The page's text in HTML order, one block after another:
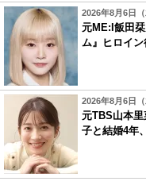
2026年8月6日
元ME:I飯田
ム』ヒロイ
2026年8月6日
元TBS山本
子と結婚4年